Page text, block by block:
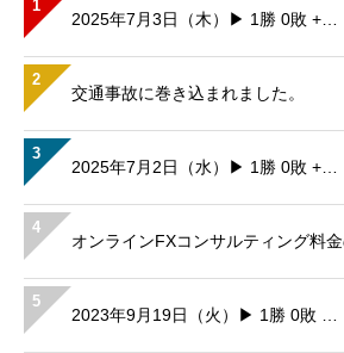
1
2025年7月3日（木）▶ 1勝 0敗 +…
2
交通事故に巻き込まれました。
3
2025年7月2日（水）▶ 1勝 0敗 +…
4
オンラインFXコンサルティング料
5
2023年9月19日（火）▶ 1勝 0敗 …